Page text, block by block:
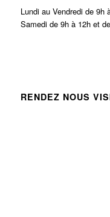
Lundi au Vendredi de 9h
Samedi de 9h à 12h et
RENDEZ NOUS